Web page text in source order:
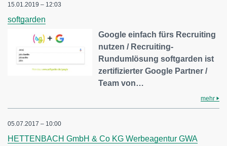
15.01.2019 – 12:03
softgarden
Google einfach fürs Recruiting
nutzen / Recruiting-
Rundumlösung softgarden ist
zertifizierter Google Partner /
Team von…
mehr
05.07.2017 – 10:00
HETTENBACH GmbH & Co KG Werbeagentur GWA